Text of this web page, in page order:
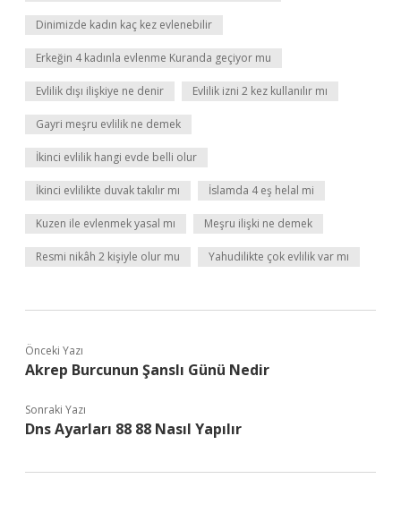
Dinimizde kadın kaç kez evlenebilir
Erkeğin 4 kadınla evlenme Kuranda geçiyor mu
Evlilik dışı ilişkiye ne denir Evlilik izni 2 kez kullanılır mı
Gayri meşru evlilik ne demek
İkinci evlilik hangi evde belli olur
İkinci evlilikte duvak takılır mı İslamda 4 eş helal mi
Kuzen ile evlenmek yasal mı Meşru ilişki ne demek
Resmi nikâh 2 kişiyle olur mu Yahudilikte çok evlilik var mı
Önceki Yazı
Akrep Burcunun Şanslı Günü Nedir
Sonraki Yazı
Dns Ayarları 88 88 Nasıl Yapılır